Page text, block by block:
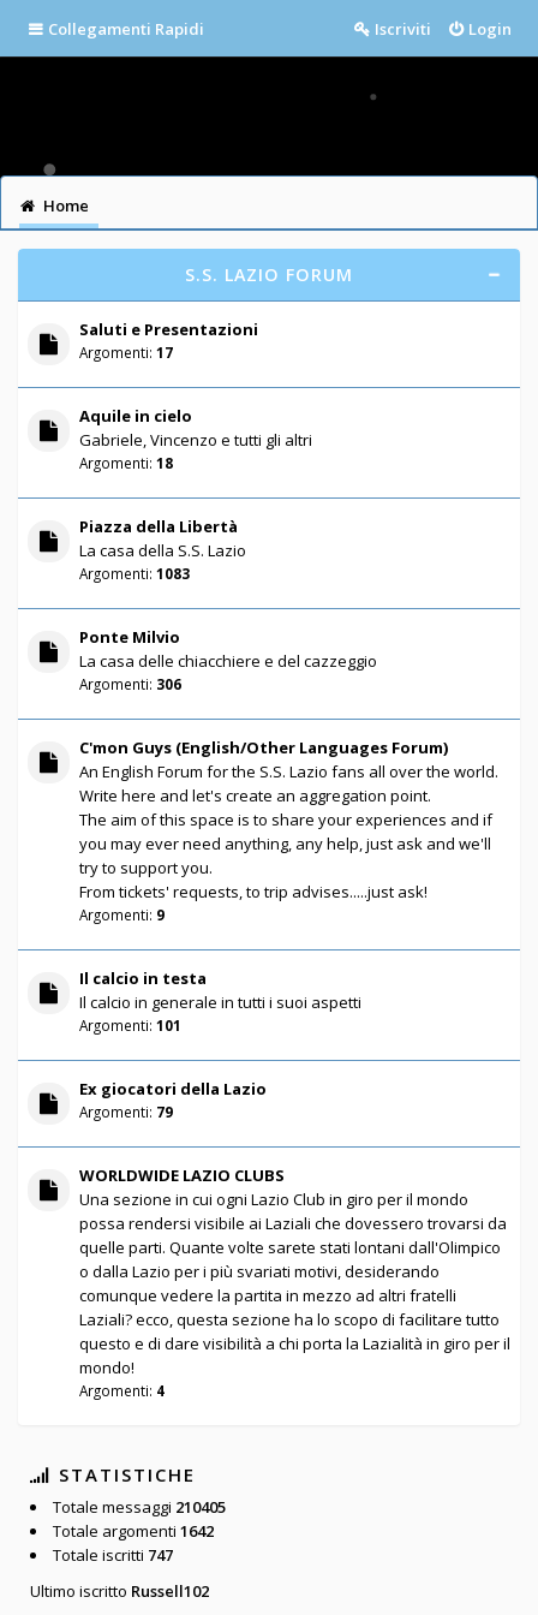
Collegamenti Rapidi Login
Iscriviti
Home
S.S. LAZIO FORUM
Saluti e Presentazioni
Argomenti: 17
Aquile in cielo
Gabriele, Vincenzo e tutti gli altri
Argomenti: 18
Piazza della Libertà
La casa della S.S. Lazio
Argomenti: 1083
Ponte Milvio
La casa delle chiacchiere e del cazzeggio
Argomenti: 306
C'mon Guys (English/Other Languages Forum)
An English Forum for the S.S. Lazio fans all over the world.
Write here and let's create an aggregation point.
The aim of this space is to share your experiences and if
you may ever need anything, any help, just ask and we'll
try to support you.
From tickets' requests, to trip advises.....just ask!
Argomenti: 9
Il calcio in testa
Il calcio in generale in tutti i suoi aspetti
Argomenti: 101
Ex giocatori della Lazio
Argomenti: 79
WORLDWIDE LAZIO CLUBS
Una sezione in cui ogni Lazio Club in giro per il mondo
possa rendersi visibile ai Laziali che dovessero trovarsi da
quelle parti. Quante volte sarete stati lontani dall'Olimpico
o dalla Lazio per i più svariati motivi, desiderando
comunque vedere la partita in mezzo ad altri fratelli
Laziali? ecco, questa sezione ha lo scopo di facilitare tutto
questo e di dare visibilità a chi porta la Lazialità in giro per il
mondo!
Argomenti: 4
STATISTICHE
Totale messaggi 210405
Totale argomenti 1642
Totale iscritti 747
Ultimo iscritto Russell102